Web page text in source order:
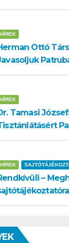
HÍREK
Ottó
HÍREK
Tamasi
HÍREK
–